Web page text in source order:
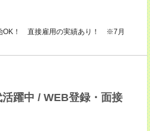
OK！ 直接雇用の実績あり！ ※7月
躍中 / WEB登録・面接